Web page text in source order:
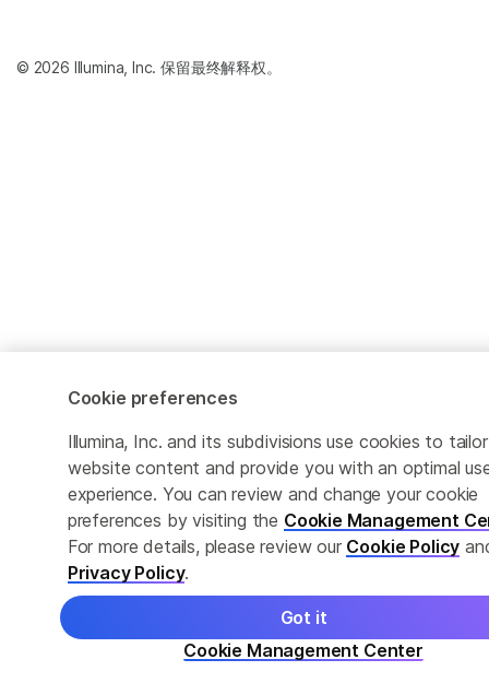
© 2026 Illumina, Inc. 保留最终解释权。
Cookie preferences
Illumina, Inc. and its subdivisions use cookies to tailor
website content and provide you with an optimal
experience. You can review and change your cookie
preferences by visiting the Cookie Management
For more details, please review our Cookie Policy
Privacy Policy.
Cookie Management Center
Got it